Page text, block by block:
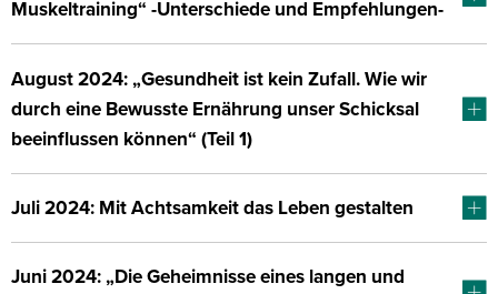
Muskeltraining“ -Unterschiede und Empfehlungen-
August 2024: „Gesundheit ist kein Zufall. Wie wir
durch eine Bewusste Ernährung unser Schicksal
beeinflussen können“ (Teil 1)
Juli 2024: Mit Achtsamkeit das Leben gestalten
Juni 2024: „Die Geheimnisse eines langen und